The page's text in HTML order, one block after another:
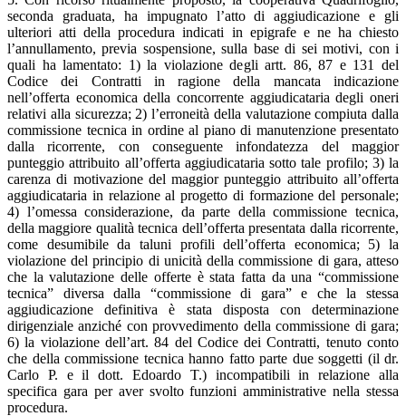
seconda graduata, ha impugnato l’atto di aggiudicazione e gli
ulteriori atti della procedura indicati in epigrafe e ne ha chiesto
l’annullamento, previa sospensione, sulla base di sei motivi, con i
quali ha lamentato: 1) la violazione degli artt. 86, 87 e 131 del
Codice dei Contratti in ragione della mancata indicazione
nell’offerta economica della concorrente aggiudicataria degli oneri
relativi alla sicurezza; 2) l’erroneità della valutazione compiuta dalla
commissione tecnica in ordine al piano di manutenzione presentato
dalla ricorrente, con conseguente infondatezza del maggior
punteggio attribuito all’offerta aggiudicataria sotto tale profilo; 3) la
carenza di motivazione del maggior punteggio attribuito all’offerta
aggiudicataria in relazione al progetto di formazione del personale;
4) l’omessa considerazione, da parte della commissione tecnica,
della maggiore qualità tecnica dell’offerta presentata dalla ricorrente,
come desumibile da taluni profili dell’offerta economica; 5) la
violazione del principio di unicità della commissione di gara, atteso
che la valutazione delle offerte è stata fatta da una “commissione
tecnica” diversa dalla “commissione di gara” e che la stessa
aggiudicazione definitiva è stata disposta con determinazione
dirigenziale anziché con provvedimento della commissione di gara;
6) la violazione dell’art. 84 del Codice dei Contratti, tenuto conto
che della commissione tecnica hanno fatto parte due soggetti (il dr.
Carlo P. e il dott. Edoardo T.) incompatibili in relazione alla
specifica gara per aver svolto funzioni amministrative nella stessa
procedura.